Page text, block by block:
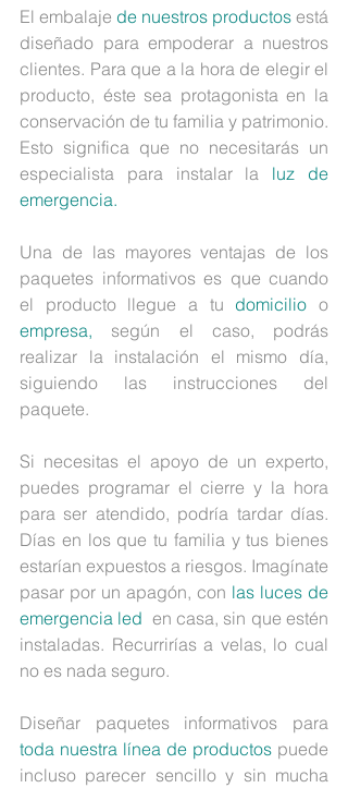
El embalaje de nuestros productos está
diseñado para empoderar a nuestros
clientes. Para que a la hora de elegir el
producto, éste sea protagonista en la
conservación de tu familia y patrimonio.
Esto significa que no necesitarás un
especialista para instalar la luz de
emergencia.
Una de las mayores ventajas de los
paquetes informativos es que cuando
el producto llegue a tu domicilio
empresa, según el caso, podrás
realizar la instalación el mismo día,
siguiendo las instrucciones del
paquete.
Si necesitas el apoyo de un experto,
puedes programar el cierre y la hora
para ser atendido, podría tardar días.
Días en los que tu familia y tus bienes
estarían expuestos a riesgos. Imagínate
pasar por un apagón, con las luces de
emergencia led en casa, sin que estén
instaladas. Recurrirías a velas, lo cual
no es nada seguro.
toda nuestra línea de productos puede
incluso parecer sencillo y sin mucha